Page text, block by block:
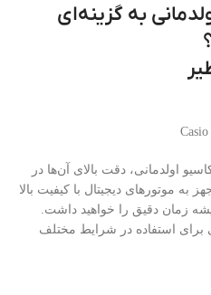
به گزینه‌ای
اولدمانی، دقت بالای آن‌ها در
موتورهای دیجیتال با کیفیت بالا
زمان دقیق را خواهید داشت.
برای استفاده در شرایط مختلف